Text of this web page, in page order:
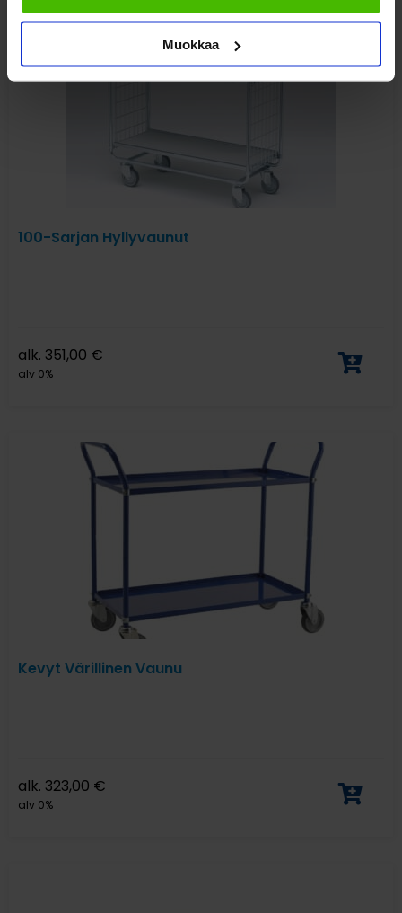
Muokkaa
100-Sarjan Hyllyvaunut
alk. 351,00 €
alv 0%
Kevyt Värillinen Vaunu
alk. 323,00 €
alv 0%